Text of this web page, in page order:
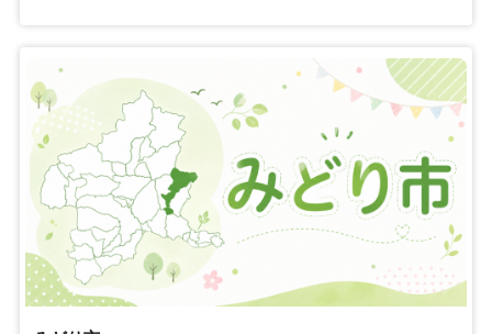
ことができるのも秋田市の魅力ポイントの1つです。秋田市
内には多くの高等教育機関があります。また、UIJターン制
度を通じ、企業とのマッチングを支援します。新たな立地に
伴う初期投資の負担を軽減し、スムーズに事業を立ち上げて
いただくため、秋田県では設備投資等への優遇制度を設けて
います。なお、県と市の助成制度は併用が可能です。